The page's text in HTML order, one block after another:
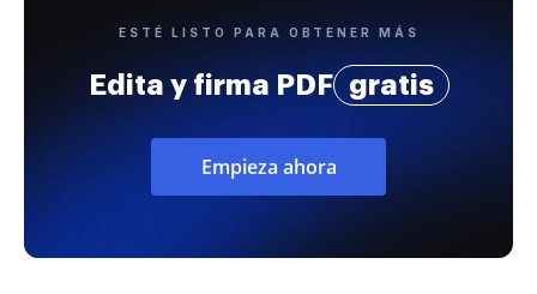
ESTÉ LISTO PARA OBTENER MÁS
Edita y firma PDF gratis
Empieza ahora